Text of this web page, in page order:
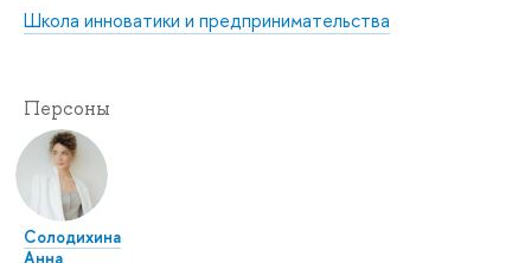
Школа инноватики и предпринимательства
Персоны
Солодихина
Анна